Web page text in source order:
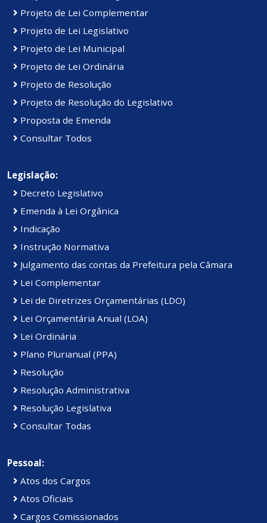
Projeto de Lei Complementar
Projeto de Lei Legislativo
Projeto de Lei Municipal
Projeto de Lei Ordinária
Projeto de Resolução
Projeto de Resolução do Legislativo
Proposta de Emenda
Consultar Todos
Legislação:
Decreto Legislativo
Emenda à Lei Orgânica
Indicação
Instrução Normativa
Julgamento das contas da Prefeitura pela Câmara
Lei Complementar
Lei de Diretrizes Orçamentárias (LDO)
Lei Orçamentária Anual (LOA)
Lei Ordinária
Plano Plurianual (PPA)
Resolução
Resolução Administrativa
Resolução Legislativa
Consultar Todas
Pessoal:
Atos dos Cargos
Atos Oficiais
Cargos Comissionados